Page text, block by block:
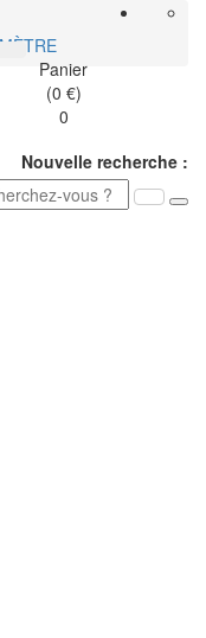
Panier
(0 €)
0
Nouvelle recherche :